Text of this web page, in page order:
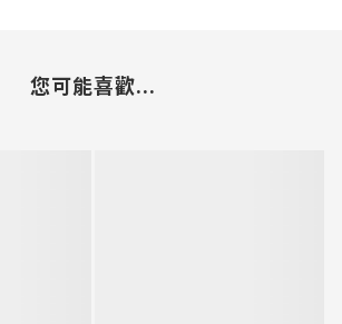
您可能喜歡...